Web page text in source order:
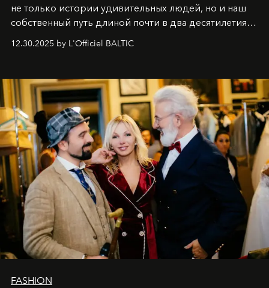
не только истории удивительных людей, но и наш
собственный путь длиной почти в два десятилетия.
души говорим спасибо каждому, кто был с нами все
самыми искренними пожеланиями и теплом, ваша
командаL’Officiel Baltic .
12.30.2025 by L'Officiel BALTIC
FASHION